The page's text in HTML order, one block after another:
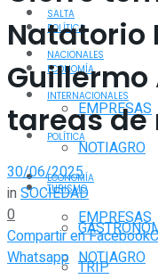
POLÍTICA
ECONOMÍA
EMPRESAS
NOTIAGRO
TURISMO
TRIP
SALTA
NACIONALES
INTERNACIONALES
POLÍTICA
ECONOMÍA
EMPRESAS
NOTIAGRO
Natatorio
Guillermo
tareas
30/06/2025
inSOCIEDAD
0
Compartir en Facebook
Whatsapp